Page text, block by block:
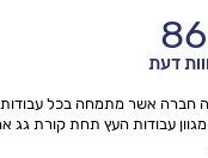
86
דעת
חברה אשר מתמחה בכל עבודות
עבודות העץ תחת קורת גג